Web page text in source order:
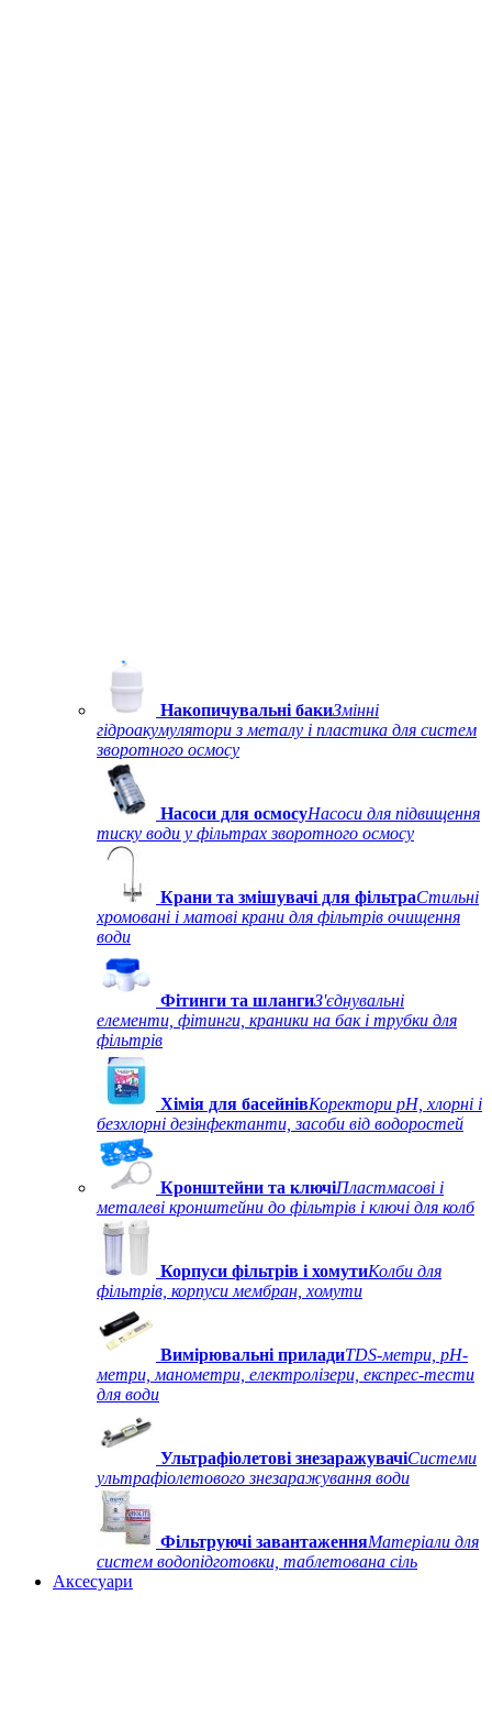
Накопичувальні бакиЗмінні
гідроакумулятори з металу і пластика для систем
зворотного осмосу
Насоси для осмосуНасоси для підвищення
тиску води у фільтрах зворотного осмосу
Крани та змішувачі для фільтраСтильні
хромовані і матові крани для фільтрів очищення
води
Фітинги та шлангиЗ'єднувальні
елементи, фітинги, краники на бак і трубки для
фільтрів
Хімія для басейнівКоректори рН, хлорні і
безхлорні дезінфектанти, засоби від водоростей
Кронштейни та ключіПластмасові і
металеві кронштейни до фільтрів і ключі для колб
Корпуси фільтрів і хомутиКолби для
фільтрів, корпуси мембран, хомути
Вимірювальні приладиTDS-метри, рН-
метри, манометри, електролізери, експрес-тести
для води
Ультрафіолетові знезаражувачіСистеми
ультрафіолетового знезаражування води
Фільтруючі завантаженняМатеріали для
систем водопідготовки, таблетована сіль
Аксесуари